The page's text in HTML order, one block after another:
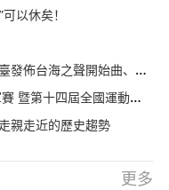
以休矣！
台海之聲開始曲、結束曲
國運動會資格賽在福建南安舉辦
親走近的歷史趨勢
更多